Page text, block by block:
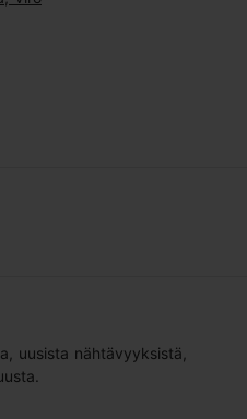
uusista nähtävyyksistä,